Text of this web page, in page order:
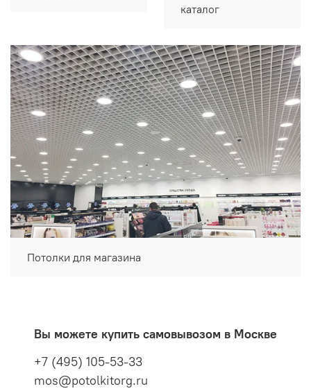
каталог
Потолки для магазина
Вы можете купить самовывозом в Москве
+7 (495) 105-53-33
mos@potolkitorg.ru